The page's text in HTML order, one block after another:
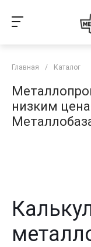
Главная / Каталог
низким